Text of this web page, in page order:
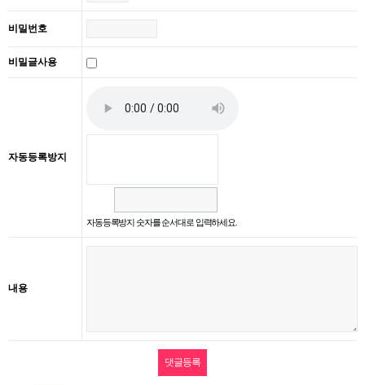
비밀번호
비밀글사용
자동등록방지
자동등록방지 숫자를 순서대로 입력하세요.
내용